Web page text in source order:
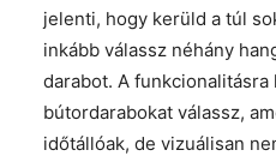
jelenti, hogy kerüld a túl
inkább válassz néhány
darabot. A
bútordarabokat válassz,
időtállóak, de vizuálisan